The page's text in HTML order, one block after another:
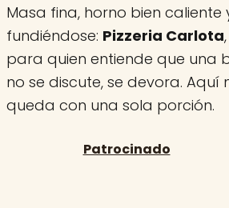
Masa fina, horno bien caliente
fundiéndose: Pizzeria Carlota
para quien entiende que una
no se discute, se devora. Aquí
queda con una sola porción.